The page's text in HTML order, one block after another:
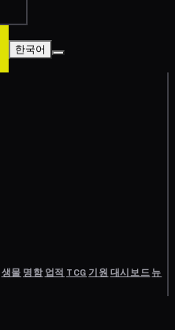
한국어
생물 명함 업적 TCG기원 대시보드뉴